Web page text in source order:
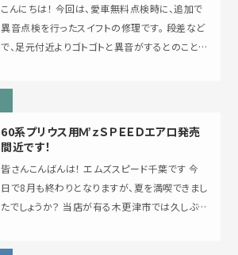
こんにちは！ 今回は、愛車無料点検時に、追加で
異音点検を行ったスイフトの修理です。 段差など
で、足元付近よりゴトゴトと異音がするとのことで
60系プリウス用Ｍ’ｚＳＰＥＥＤエアロ発売
間近です！
皆さんこんばんは！ エムズスピード千葉です 今
日で8月も終わりとなりますが、夏を満喫できまし
たでしょうか？ 当店が有る木更津市では久しぶり